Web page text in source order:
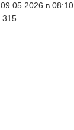
09.05.2026 в 08:10
315